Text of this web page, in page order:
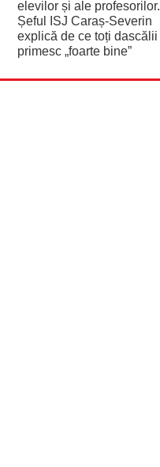
elevilor și ale profesorilor.
Șeful ISJ Caraș-Severin
explică de ce toți dascălii
primesc „foarte bine”